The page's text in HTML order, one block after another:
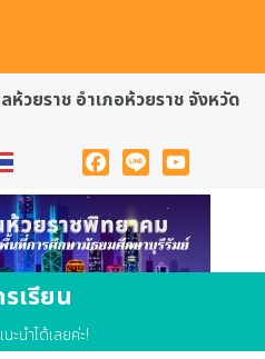
ห้วยราช อำเภอห้วยราช จังหวัด
Facebook
Line YouTube
เรียน
ะนำได้เลยค่ะ!